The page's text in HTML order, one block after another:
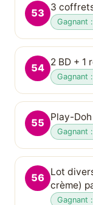
53 3
Gagnant :
54 2 BD + 1
Gagnant :
55 Play-
Gagnant :
56 Lot
crème)
Gagnant :